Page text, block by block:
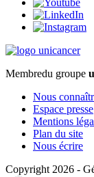
Membredu groupe
Nous
Espace presse
Mentions
Plan du site
Nous écrire
Copyright 2026 -